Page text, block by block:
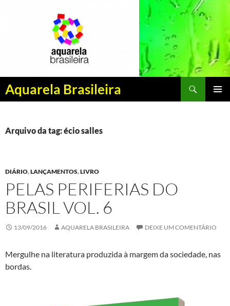
Aquarela Brasileira
Pesquisar
PULAR
CONTEÚDO
Arquivo da tag: écio salles
DIÁRIO,LANÇAMENTOS,LIVRO
PELAS PERIFERIAS DO
BRASIL VOL. 6
13/09/2016 AQUARELA BRASILEIRA DEIXE UM COMENTÁRIO
Mergulhe na literatura produzida à margem da sociedade, nas
bordas.